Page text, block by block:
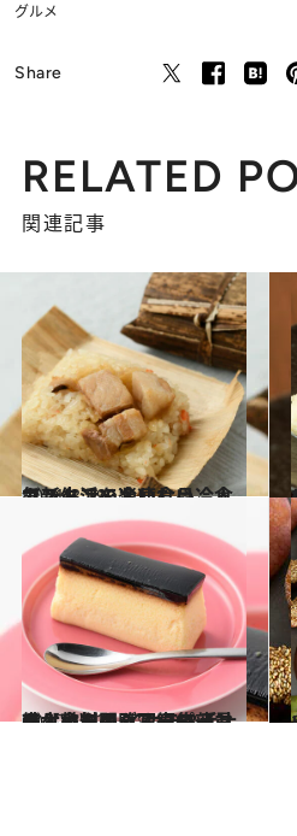
グルメ
Share
RELATED
関連記事
2021.3.19
カンタンでおいしい冷食で新生活を楽しむ♪ 人気ストアの冷凍食品
グルメ
2020.11.25
輸入食料品＆スーパーマーケットの イケテル手土産【カタログ写真68点】 まとめて閲覧♡編集部員も太鼓判！
グルメ